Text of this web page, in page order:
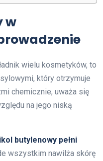
w
wielu kosmetyków, to
który otrzymuje
chemicznie, uważa się
na jego niską
butylenowy pełni
wszystkim nawilża skórę